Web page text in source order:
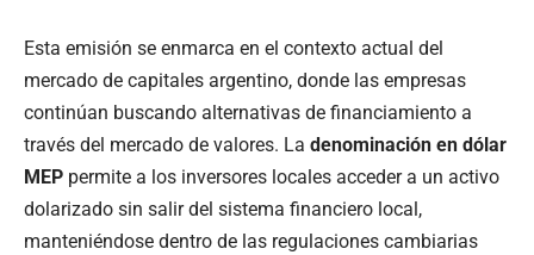
Esta emisión se enmarca en el contexto actual del
mercado de capitales argentino, donde las empresas
continúan buscando alternativas de financiamiento a
través del mercado de valores. La denominación en dólar
MEP permite a los inversores locales acceder a un activo
dolarizado sin salir del sistema financiero local,
manteniéndose dentro de las regulaciones cambiarias